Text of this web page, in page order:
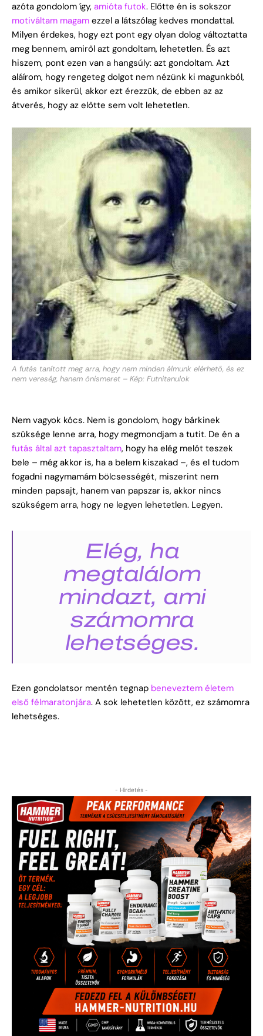
azóta gondolom így, amióta futok. Előtte én is sokszor
motiváltam magam ezzel a látszólag kedves mondattal.
Milyen érdekes, hogy ezt pont egy olyan dolog változtatta
meg bennem, amiről azt gondoltam, lehetetlen. És azt
hiszem, pont ezen van a hangsúly: azt gondoltam. Azt
aláírom, hogy rengeteg dolgot nem nézünk ki magunkból,
és amikor sikerül, akkor ezt érezzük, de ebben az az
átverés, hogy az előtte sem volt lehetetlen.
A futás tanított meg arra, hogy nem minden álmunk elérhető, és ez
nem vereség, hanem önismeret – Kép: Futnitanulok
Nem vagyok kócs. Nem is gondolom, hogy bárkinek
szüksége lenne arra, hogy megmondjam a tutit. De én a
futás által azt tapasztaltam, hogy ha elég melót teszek
bele – még akkor is, ha a belem kiszakad –, és el tudom
fogadni nagymamám bölcsességét, miszerint nem
minden papsajt, hanem van papszar is, akkor nincs
szükségem arra, hogy ne legyen lehetetlen. Legyen.
Elég, ha
megtalálom
mindazt, ami
számomra
lehetséges.
Ezen gondolatsor mentén tegnap beneveztem életem
első félmaratonjára. A sok lehetetlen között, ez számomra
lehetséges.
- Hirdetés -